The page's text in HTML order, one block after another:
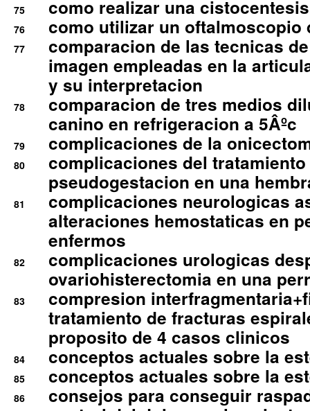
75 como realizar una
76 como utilizar un oftalmoscopio
77
comparacion de las tecnicas
imagen empleadas en la
y su interpretacion
78
comparacion de tres medios
canino en refrigeracion a 5Âºc
79 complicaciones de la
80
complicaciones del
pseudogestacion en una
81
complicaciones neurologicas
alteraciones hemostaticas en
enfermos
82
complicaciones urologicas
ovariohisterectomia en una
83
compresion
tratamiento de fracturas
proposito de 4 casos clinicos
84 conceptos actuales sobre la
85 conceptos actuales sobre la
86 consejos para conseguir